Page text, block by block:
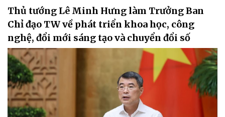
Thủ tướng Lê Minh Hưng làm Trưởng Ban
Chỉ đạo TW về phát triển khoa học, công
nghệ, đổi mới sáng tạo và chuyển đổi số